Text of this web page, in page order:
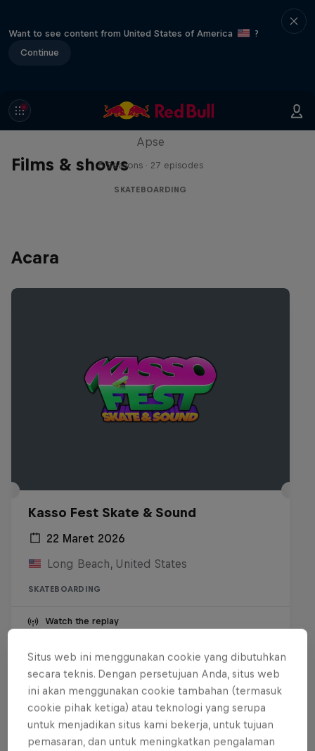
Want to see content from United States of America
?
Continue
Films & shows
Skate Tales
Apse
5 Seasons · 27 episodes
SKATEBOARDING
Acara
Kasso Fest Skate & Sound
22 Maret 2026
Long Beach, United States
SKATEBOARDING
Watch the replay
Want more of this?
Situs web ini menggunakan cookie yang dibutuhkan
secara teknis. Dengan persetujuan Anda, situs web
ini akan menggunakan cookie tambahan (termasuk
cookie pihak ketiga) atau teknologi yang serupa
untuk menjadikan situs kami bekerja, untuk tujuan
pemasaran, dan untuk meningkatkan pengalaman